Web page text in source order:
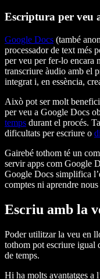
Escriptura per veu
Google Docs (també
processador de text més
per veu per fer-lo encara
transcriure àudio amb el
integrat i, en essència,
Això pot ser molt
per veu a Google Docs
temps durant el procés.
dificultats per escriure o
Gairebé tothom té un
servir apps com Google
Google Docs simplifica
comptes ni aprendre
Escriu amb la
Poder utilitzar la veu en
tothom pot escriure igual
de temps.
Hi ha molts avantatges a